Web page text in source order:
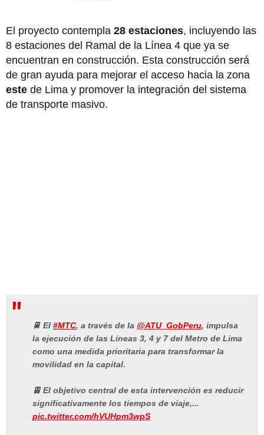
El proyecto contempla 28 estaciones, incluyendo las
8 estaciones del Ramal de la Línea 4 que ya se
encuentran en construcción. Esta construcción será
de gran ayuda para mejorar el acceso hacia la zona
este de Lima y promover la integración del sistema
de transporte masivo.
🚆 El #MTC, a través de la @ATU_GobPeru, impulsa
la ejecución de las Líneas 3, 4 y 7 del Metro de Lima
como una medida prioritaria para transformar la
movilidad en la capital.
🚈 El objetivo central de esta intervención es reducir
significativamente los tiempos de viaje,...
pic.twitter.com/hVUHpm3wpS